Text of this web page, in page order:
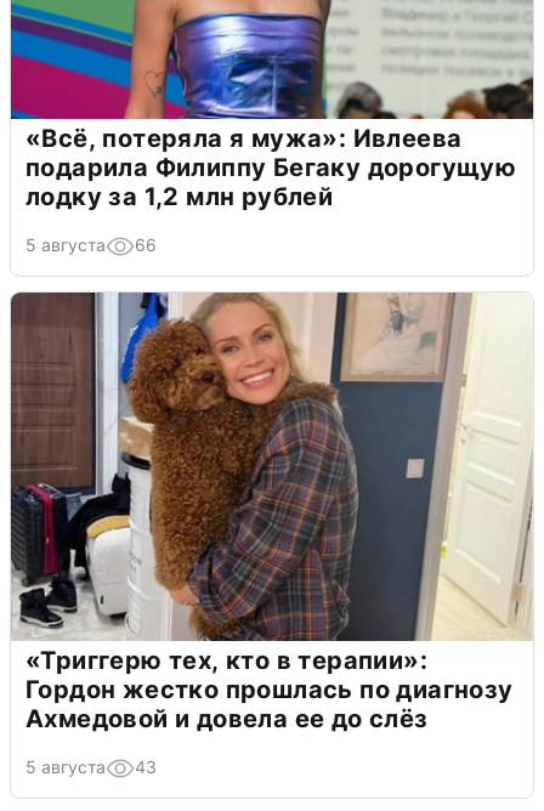
«Всё, потеряла я мужа»: Ивлеева
подарила Филиппу Бегаку дорогущую
лодку за 1,2 млн рублей
5 августа 66
«Триггерю тех, кто в терапии»:
Гордон жестко прошлась по диагнозу
Ахмедовой и довела ее до слёз
5 августа 43